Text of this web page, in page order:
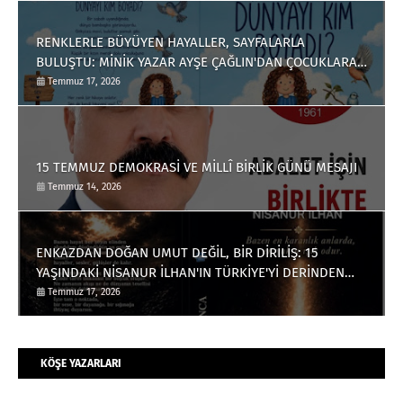
RENKLERLE BÜYÜYEN HAYALLER, SAYFALARLA
BULUŞTU: MİNİK YAZAR AYŞE ÇAĞLIN'DAN ÇOCUKLARA
ANLAMLI BİR ESER
Temmuz 17, 2026
15 TEMMUZ DEMOKRASİ VE MİLLÎ BİRLİK GÜNÜ MESAJI
Temmuz 14, 2026
ENKAZDAN DOĞAN UMUT DEĞİL, BİR DİRİLİŞ: 15
YAŞINDAKİ NİSANUR İLHAN'IN TÜRKİYE'Yİ DERİNDEN
ETKİLEYECEK HİKÂYESİ
Temmuz 17, 2026
KÖŞE YAZARLARI